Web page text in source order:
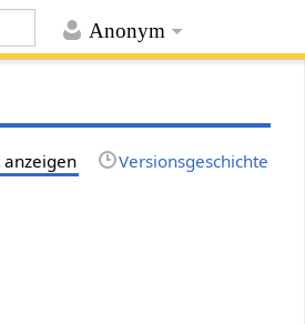
Anonym
Versionsgeschichte